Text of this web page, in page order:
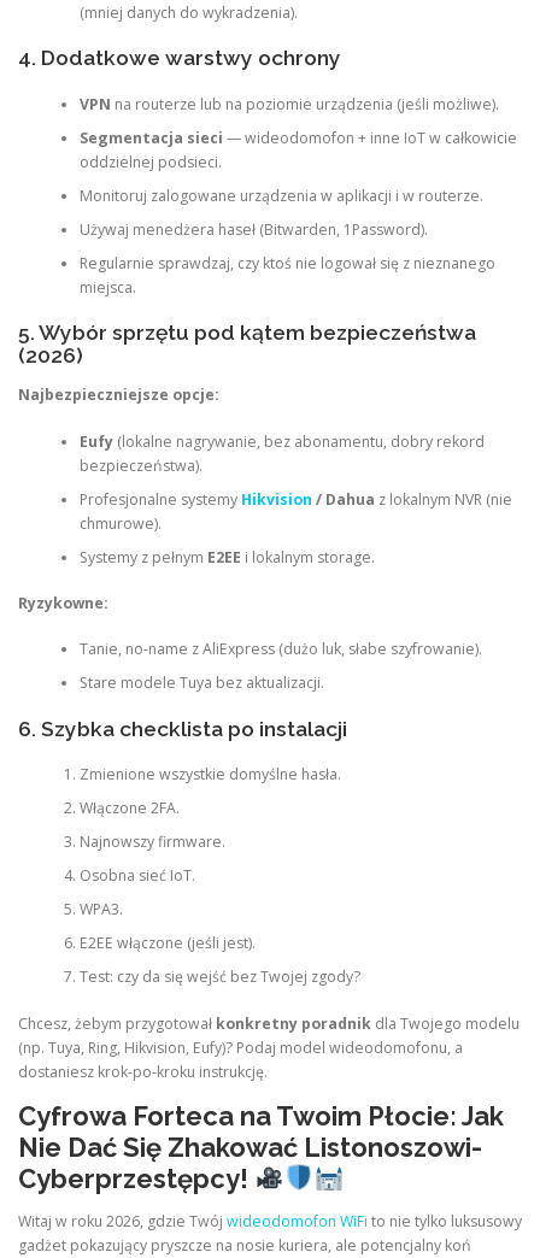
(mniej danych do wykradzenia).
4. Dodatkowe warstwy ochrony
VPN na routerze lub na poziomie urządzenia (jeśli możliwe).
Segmentacja sieci — wideodomofon + inne IoT w całkowicie
oddzielnej podsieci.
Monitoruj zalogowane urządzenia w aplikacji i w routerze.
Używaj menedżera haseł (Bitwarden, 1Password).
Regularnie sprawdzaj, czy ktoś nie logował się z nieznanego
miejsca.
5. Wybór sprzętu pod kątem bezpieczeństwa
(2026)
Najbezpieczniejsze opcje:
Eufy(lokalne nagrywanie, bez abonamentu, dobry rekord
bezpieczeństwa).
Profesjonalne systemy Hikvision / Dahua z lokalnym NVR (nie
chmurowe).
Systemy z pełnym E2EE i lokalnym storage.
Ryzykowne:
Tanie, no-name z AliExpress (dużo luk, słabe szyfrowanie).
Stare modele Tuya bez aktualizacji.
6. Szybka checklista po instalacji
Zmienione wszystkie domyślne hasła.
Włączone 2FA.
Najnowszy firmware.
Osobna sieć IoT.
WPA3.
E2EE włączone (jeśli jest).
Test: czy da się wejść bez Twojej zgody?
Chcesz, żebym przygotował konkretny poradnik dla Twojego modelu
(np. Tuya, Ring, Hikvision, Eufy)? Podaj model wideodomofonu, a
dostaniesz krok-po-kroku instrukcję.
Cyfrowa Forteca na Twoim Płocie: Jak
Nie Dać Się Zhakować Listonoszowi-
Cyberprzestępcy!
Witaj w roku 2026, gdzie Twój wideodomofon WiFi to nie tylko luksusowy
gadżet pokazujący pryszcze na nosie kuriera, ale potencjalny koń